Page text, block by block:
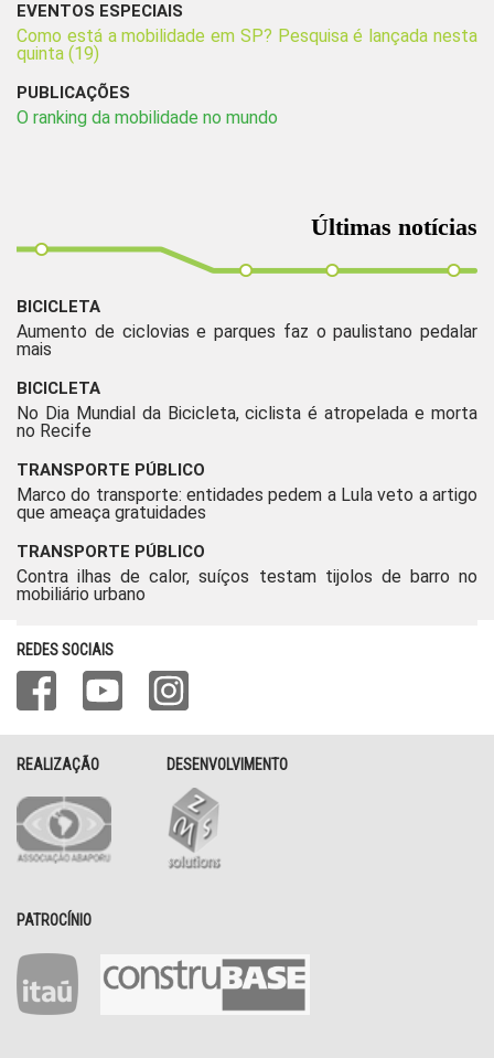
EVENTOS ESPECIAIS
Como está a mobilidade em SP? Pesquisa é lançada nesta
quinta (19)
PUBLICAÇÕES
O ranking da mobilidade no mundo
Últimas notícias
BICICLETA
Aumento de ciclovias e parques faz o paulistano pedalar
mais
BICICLETA
No Dia Mundial da Bicicleta, ciclista é atropelada e morta
no Recife
TRANSPORTE PÚBLICO
Marco do transporte: entidades pedem a Lula veto a artigo
que ameaça gratuidades
TRANSPORTE PÚBLICO
Contra ilhas de calor, suíços testam tijolos de barro no
mobiliário urbano
REDES SOCIAIS
REALIZAÇÃO DESENVOLVIMENTO
PATROCÍNIO